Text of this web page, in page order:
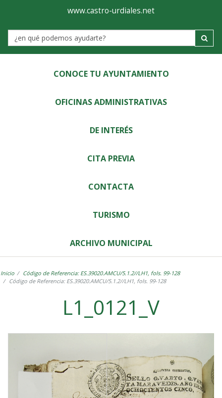
Ayuntamiento
de
Castro-
Urdiales
www.castro-urdiales.net
Label
CONOCE TU AYUNTAMIENTO
OFICINAS ADMINISTRATIVAS
DE INTERÉS
CITA PREVIA
CONTACTA
TURISMO
ARCHIVO MUNICIPAL
Inicio
Código de Referencia: ES.39020.AMCU/5.1.2//LH1, fols. 99-128
Código de Referencia: ES.39020.AMCU/5.1.2//LH1, fols. 99-128
L1_0121_V